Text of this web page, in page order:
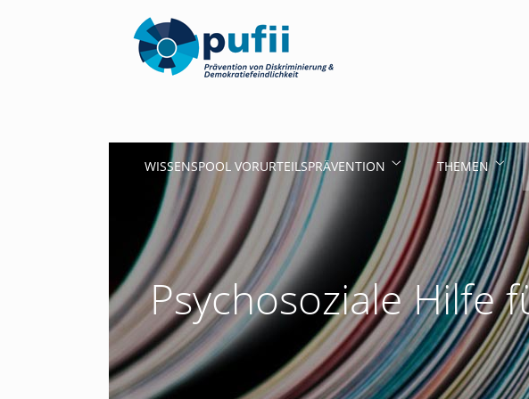
WISSENSPOOL VORURTEILSPRÄVENTION THEMEN
Psychosoziale Hilfe